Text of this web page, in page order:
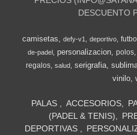
DESCUENTO
camisetas defy-v1 deportivo
de-padel
personalizacion polos
regalos
salud serigrafia
vinilo
PALAS ACCESORIOS
(PADEL & TENIS)
DEPORTIVAS